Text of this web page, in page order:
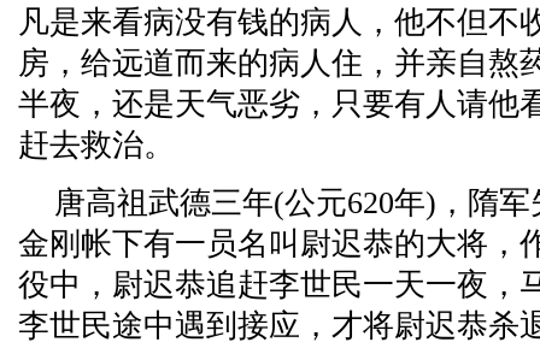
凡是来看病没有钱的病人，他不但不
房，给远道而来的病人住，并亲自熬
半夜，还是天气恶劣，只要有人请他
赶去救治。
唐高祖武德三年(公元620年)，隋
金刚帐下有一员名叫尉迟恭的大将，
役中，尉迟恭追赶李世民一天一夜，
李世民途中遇到接应，才将尉迟恭杀